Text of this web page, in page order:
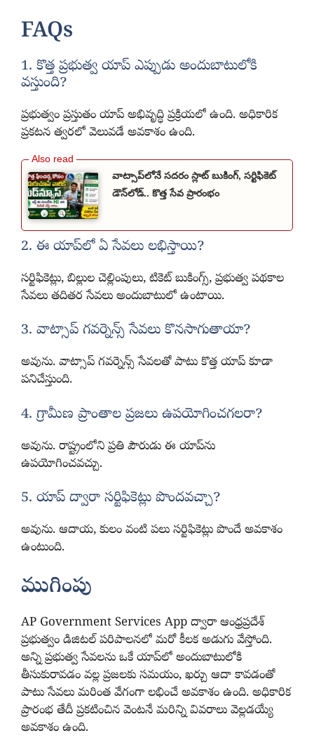
FAQs
1. కొత్త ప్రభుత్వ యాప్ ఎప్పుడు అందుబాటులోకి
వస్తుంది?
ప్రభుత్వం ప్రస్తుతం యాప్ అభివృద్ధి ప్రక్రియలో ఉంది. అధికారిక
ప్రకటన త్వరలో వెలువడే అవకాశం ఉంది.
వాట్సాప్‌లోనే సదరం స్లాట్ బుకింగ్, సర్టిఫికెట్
డౌన్‌లోడ్.. కొత్త సేవ ప్రారంభం
2. ఈ యాప్‌లో ఏ సేవలు లభిస్తాయి?
సర్టిఫికెట్లు, బిల్లుల చెల్లింపులు, టికెట్ బుకింగ్స్, ప్రభుత్వ పథకాల
సేవలు తదితర సేవలు అందుబాటులో ఉంటాయి.
3. వాట్సాప్ గవర్నెన్స్ సేవలు కొనసాగుతాయా?
అవును. వాట్సాప్ గవర్నెన్స్ సేవలతో పాటు కొత్త యాప్ కూడా
పనిచేస్తుంది.
4. గ్రామీణ ప్రాంతాల ప్రజలు ఉపయోగించగలరా?
అవును. రాష్ట్రంలోని ప్రతి పౌరుడు ఈ యాప్‌ను
ఉపయోగించవచ్చు.
5. యాప్ ద్వారా సర్టిఫికెట్లు పొందవచ్చా?
అవును. ఆదాయ, కులం వంటి పలు సర్టిఫికెట్లు పొందే అవకాశం
ఉంటుంది.
ముగింపు
AP Government Services App ద్వారా ఆంధ్రప్రదేశ్
ప్రభుత్వం డిజిటల్ పరిపాలనలో మరో కీలక అడుగు వేస్తోంది.
అన్ని ప్రభుత్వ సేవలను ఒకే యాప్‌లో అందుబాటులోకి
తీసుకురావడం వల్ల ప్రజలకు సమయం, ఖర్చు ఆదా కావడంతో
పాటు సేవలు మరింత వేగంగా లభించే అవకాశం ఉంది. అధికారిక
ప్రారంభ తేదీ ప్రకటించిన వెంటనే మరిన్ని వివరాలు వెల్లడయ్యే
అవకాశం ఉంది.